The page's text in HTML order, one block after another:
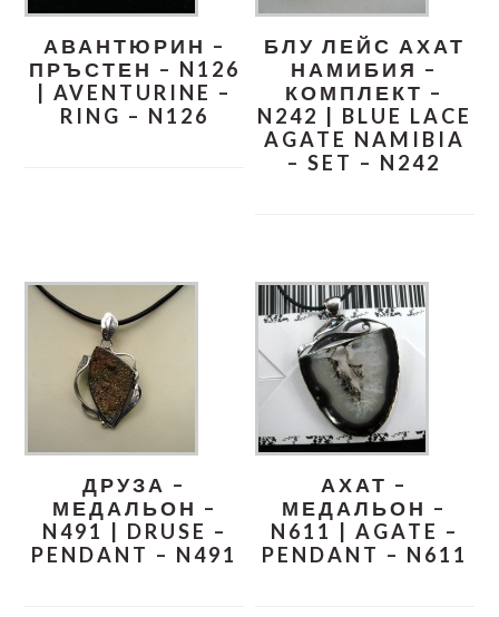
АВАНТЮРИН –
ПРЪСТЕН – N126
| AVENTURINE –
RING – N126
БЛУ ЛЕЙС АХАТ
НАМИБИЯ –
КОМПЛЕКТ –
N242 | BLUE LACE
AGATE NAMIBIA
– SET – N242
ДРУЗА –
МЕДАЛЬОН –
N491 | DRUSE –
PENDANT – N491
АХАТ –
МЕДАЛЬОН –
N611 | AGATE –
PENDANT – N611